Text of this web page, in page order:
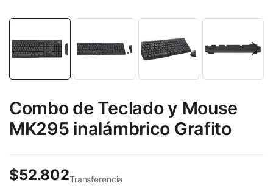
Combo de Teclado y Mouse
MK295 inalámbrico Grafito
$52.802Transferencia